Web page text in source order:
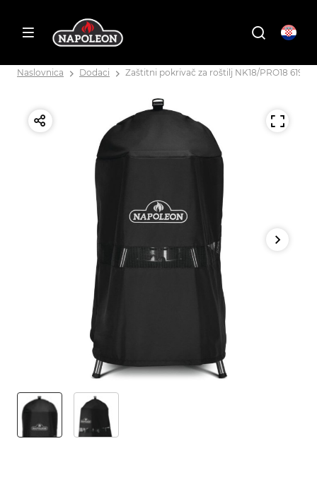
Naslovnica Dodaci Zaštitni pokrivač za roštilj NK18/PRO18 61914